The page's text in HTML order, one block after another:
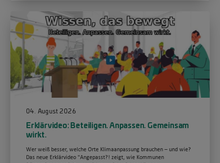
04. August 2026
Erklärvideo: Beteiligen. Anpassen. Gemeinsam
wirkt.
Wer weiß besser, welche Orte Klimaanpassung brauchen – und wie?
Das neue Erklärvideo "Angepasst?! zeigt, wie Kommunen